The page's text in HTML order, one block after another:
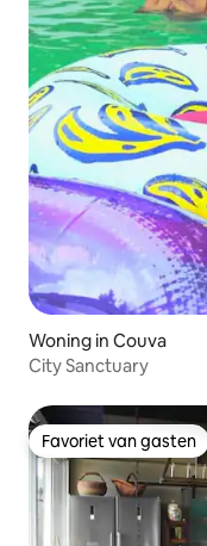
Woning in Couva
City Sanctuary
Favoriet van gasten
Favoriet van gasten